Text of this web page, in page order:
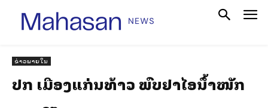
ຂ່າວພາຍໃນ
ປກສ ເມືອງແກ່ນທ້າວ ພົບຢາໄອສ໌ນໍ້າໜັກ